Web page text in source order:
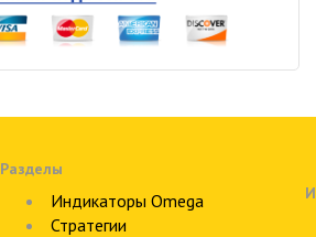
Разделы
Индикаторы Omega
Стратегии